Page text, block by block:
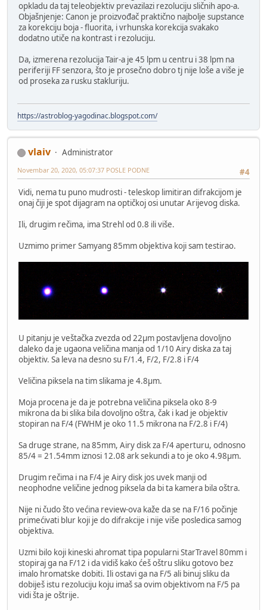
opkladu da taj teleobjektiv prevazilazi rezoluciju sličnih apo-a.
Objašnjenje: Canon je proizvođač praktično najbolje supstance
za korekciju boja - fluorita, i vrhunska korekcija svakako
dodatno utiče na kontrast i rezoluciju.
Da, izmerena rezolucija Tair-a je 45 lpm u centru i 38 lpm na
periferiji FF senzora, što je prosečno dobro tj nije loše a više je
od proseka za rusku stakluriju.
https://astroblog-yagodinac.blogspot.com/
vlaiv
Administrator
#4
Novembar 20, 2020, 05:07:37 POSLE PODNE
Vidi, nema tu puno mudrosti - teleskop limitiran difrakcijom je
onaj čiji je spot dijagram na optičkoj osi unutar Arijevog diska.
Ili, drugim rečima, ima Strehl od 0.8 ili više.
Uzmimo primer Samyang 85mm objektiva koji sam testirao.
U pitanju je veštačka zvezda od 22µm postavljena dovoljno
daleko da je ugaona veličina manja od 1/10 Airy diska za taj
objektiv. Sa leva na desno su F/1.4, F/2, F/2.8 i F/4
Veličina piksela na tim slikama je 4.8µm.
Moja procena je da je potrebna veličina piksela oko 8-9
mikrona da bi slika bila dovoljno oštra, čak i kad je objektiv
stopiran na F/4 (FWHM je oko 11.5 mikrona na F/2.8 i F/4)
Sa druge strane, na 85mm, Airy disk za F/4 aperturu, odnosno
85/4 = 21.54mm iznosi 12.08 ark sekundi a to je oko 4.98µm.
Drugim rečima i na F/4 je Airy disk jos uvek manji od
neophodne veličine jednog piksela da bi ta kamera bila oštra.
Nije ni čudo što većina review-ova kaže da se na F/16 počinje
primećivati blur koji je do difrakcije i nije više posledica samog
objektiva.
Uzmi bilo koji kineski ahromat tipa popularni StarTravel 80mm i
stopiraj ga na F/12 i da vidiš kako ćeš oštru sliku gotovo bez
imalo hromatske dobiti. Ili ostavi ga na F/5 ali binuj sliku da
dobiješ istu rezoluciju koju imaš sa ovim objektivom na F/5 pa
vidi šta je oštrije.